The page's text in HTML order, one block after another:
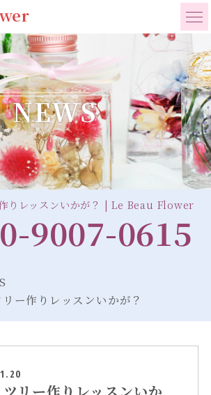
NEWS
りレッスンいかが？ | Le Beau Flower
9007-0615
ー作りレッスンいかが？